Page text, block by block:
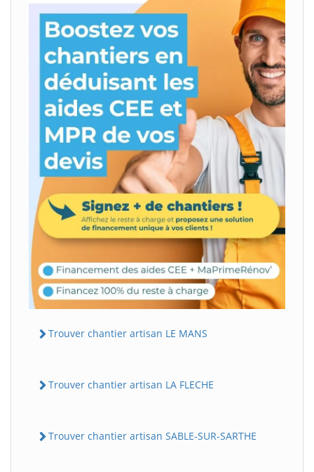
Trouver chantier artisan LE MANS
Trouver chantier artisan LA FLECHE
Trouver chantier artisan SABLE-SUR-SARTHE